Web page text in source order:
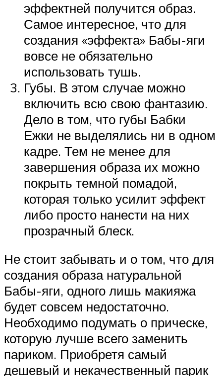
эффектней получится образ.
Самое интересное, что для
создания «эффекта» Бабы-яги
вовсе не обязательно
использовать тушь.
Губы. В этом случае можно
включить всю свою фантазию.
Дело в том, что губы Бабки
Ежки не выделялись ни в одном
кадре. Тем не менее для
завершения образа их можно
покрыть темной помадой,
которая только усилит эффект
либо просто нанести на них
прозрачный блеск.
Не стоит забывать и о том, что для
создания образа натуральной
Бабы-яги, одного лишь макияжа
будет совсем недостаточно.
Необходимо подумать о прическе,
которую лучше всего заменить
париком. Приобретя самый
дешевый и некачественный парик